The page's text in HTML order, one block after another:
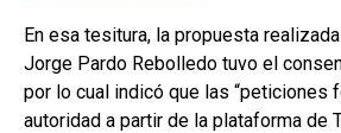
En esa tesitura, la propuesta
Jorge Pardo Rebolledo tuvo el
por lo cual indicó que las “peticiones
autoridad a partir de la plataforma de